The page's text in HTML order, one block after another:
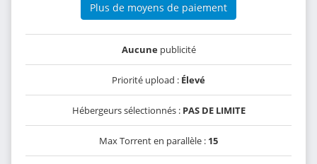
Plus de moyens de paiement
Aucunepublicité
Priorité upload : Élevé
Hébergeurs sélectionnés : PAS DE LIMITE
Max Torrent en parallèle : 15